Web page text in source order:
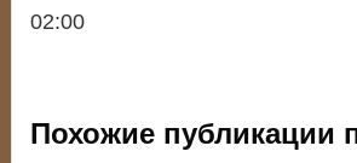
02:00
Похожие публикации